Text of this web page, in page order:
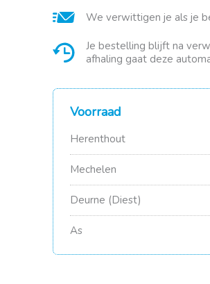
zwarte
aantal
We verwittigen je als je
Je bestelling blijft na
afhaling gaat deze
Voorraad
Herenthout
Mechelen
Deurne (Diest)
As